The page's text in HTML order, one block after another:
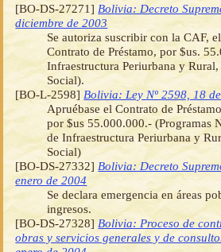
[BO-DS-27271] Bolivia: Decreto
diciembre de 2003
Se autoriza suscribir con la CAF,
Contrato de Préstamo, por $us.
Infraestructura Periurbana y
Social).
[BO-L-2598] Bolivia: Ley Nº 2598, 18
Apruébase el Contrato de
por $us 55.000.000.- (Programas
de Infraestructura Periurbana y
Social)
[BO-DS-27332] Bolivia: Decreto
enero de 2004
Se declara emergencia en áreas
ingresos.
[BO-DS-27328] Bolivia: Proceso de
obras y servicios generales y de